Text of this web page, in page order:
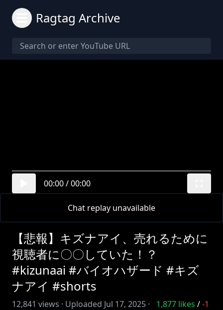
Ragtag Archive
00:00/00:00
Chat replay unavailable
【悲報】キズナアイ、売れるために
視聴者に〇〇していた！？
#kizunaai #バイオハザード #キズ
ナアイ #shorts
12,841 views · Uploaded Jul 17, 2025 ·
1,877likes / -1